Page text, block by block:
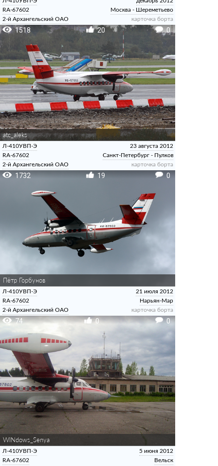
RA-67602
2-й Архангельский ОАО
Москва - Шереметьево
карточка борта
1518 20 0
atc_aleks
Л-410УВП-Э
RA-67602
2-й Архангельский ОАО
23 августа 2012
Санкт-Петербург - Пулково
карточка борта
1732 19 0
Пётр Горбунов
Л-410УВП-Э
RA-67602
2-й Архангельский ОАО
21 июля 2012
Нарьян-Мар
карточка борта
74 0 0
WINdows_Senya
Л-410УВП-Э
RA-67602
5 июня 2012
Вельск